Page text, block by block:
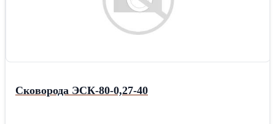
Сковорода ЭСК-80-0,27-40